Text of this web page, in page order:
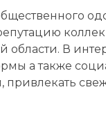
В
а также